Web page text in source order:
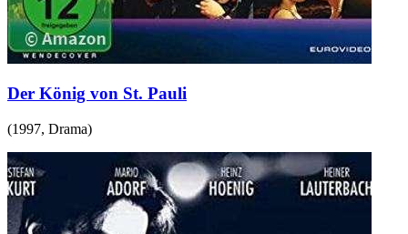
Der König von St. Pauli
(1997, Drama)